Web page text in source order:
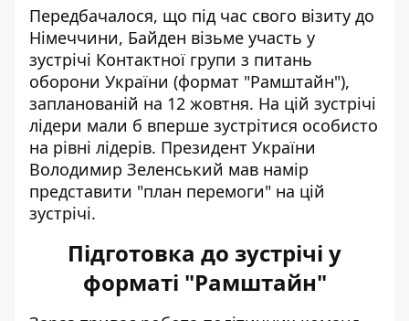
Передбачалося, що під час свого візиту до
Німеччини, Байден візьме участь у
зустрічі Контактної групи з питань
оборони України (формат "Рамштайн"),
запланованій на 12 жовтня. На цій зустрічі
лідери мали б вперше зустрітися особисто
на рівні лідерів. Президент України
Володимир Зеленський мав намір
представити "план перемоги" на цій
зустрічі.
Підготовка до зустрічі у
форматі "Рамштайн"